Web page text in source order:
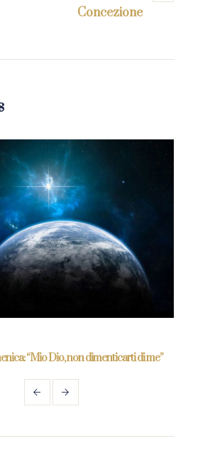
Concezione
“Mio Dio, non dimenticarti di me”